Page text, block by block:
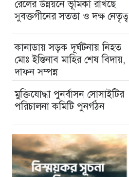
রেলের উন্নয়নে ভূমিকা রাখছে
সুবক্তগীনের সততা ও দক্ষ নেতৃত্ব
কানাডায় সড়ক দূর্ঘটনায় নিহত
মোঃ ইস্তিনাব মাহির শেষ বিদায়,
দাফন সম্পন্ন
মুক্তিযোদ্ধা পুনর্বাসন সোসাইটির
পরিচালনা কমিটি পুনর্গঠন